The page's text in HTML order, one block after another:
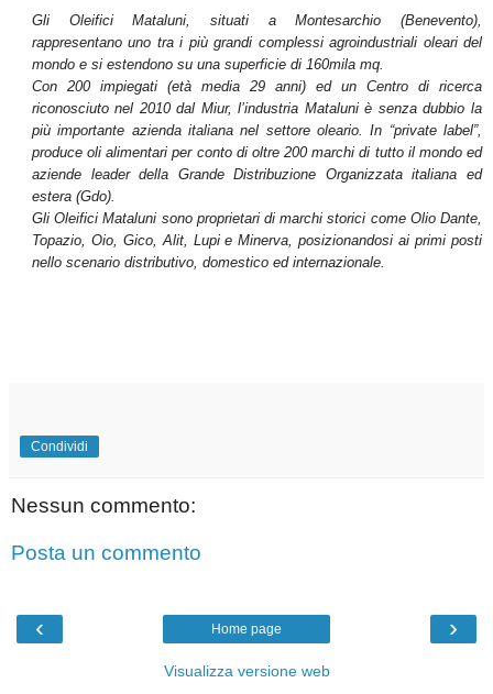
Gli Oleifici Mataluni,
situati a Montesarchio (Benevento),
rappresentano uno tra i più grandi complessi agroindustriali oleari del
mondo e si estendono su una superficie di 160mila mq.
Con 200 impiegati (età media 29 anni) ed un Centro di ricerca
riconosciuto nel 2010 dal Miur, l’industria Mataluni è senza dubbio la
più importante azienda italiana nel settore oleario. In “private label”,
produce oli alimentari per conto di oltre 200 marchi di tutto il mondo ed
aziende leader della Grande Distribuzione Organizzata italiana ed
estera (Gdo).
GliOleifici Mataluni sonoproprietari di marchi storici come Olio Dante,
Topazio, Oio, Gico, Alit, Lupi e Minerva, posizionandosi ai primi posti
nello scenario distributivo, domestico ed internazionale.
Condividi
Nessun commento:
Posta un commento
‹ ›
Home page
Visualizza versione web